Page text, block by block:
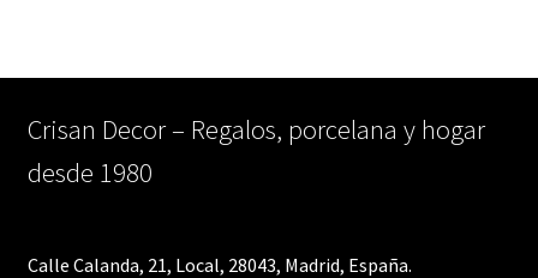
Crisan Decor – Regalos, porcelana y hogar
desde 1980
Calle Calanda, 21, Local, 28043, Madrid, España.